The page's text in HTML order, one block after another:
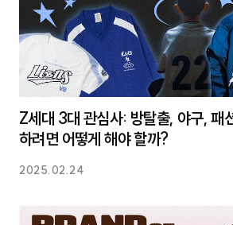
Z세대 3대 관심사: 방탈출, 야구, 패
하려면 어떻게 해야 할까?
2025.02.24